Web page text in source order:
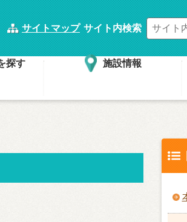
サイトマップ サイト内検索
探す 施設情報